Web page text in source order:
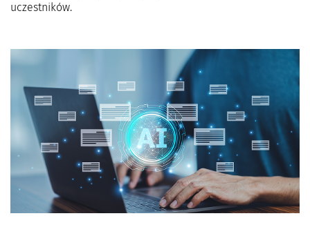
uczestników.